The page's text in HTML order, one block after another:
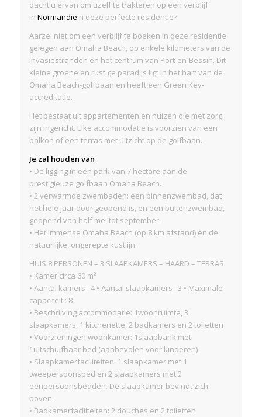
dacht u ervan om uzelf te trakteren op een verblijf
in Normandie n deze perfecte residentie?
Aarzel niet om een verblijf te boeken in deze residentie
gelegen aan Omaha Beach, op enkele kilometers van de
invasiestranden en het centrum van Port-en-Bessin. Dit
kleine groene en rustige paradijs ligt in het hart van de
Omaha Beach-golfbaan en heeft een Green Key-
accreditatie.
Het bestaat uit appartementen en huizen die met zorg
zijn ingericht. Elke accommodatie is voorzien van een
balkon of een terras met uitzicht op de golfbaan.
Je zal houden van
• De ligging in een park van 7 hectare aan de
prestigieuze golfbaan Omaha Beach.
• 2 verwarmde zwembaden: een binnenzwembad, dat
het hele jaar door geopend is, en een buitenzwembad,
geopend van half mei tot september.
• Het immense Omaha Beach (op 8 km afstand) en de
natuurlijke, ongerepte kustlijn.
HUIS 8 PERSONEN – 3 SLAAPKAMERS – HAARD – TERRAS
• Kamer:circa 60 m²
• Aantal kamers : 4 • Aantal slaapkamers : 3 • Maximale
capaciteit : 8
• Beschrijving accommodatie: 1woonruimte, 3
slaapkamers, 1 kitchenette, 2 badkamers en 2 toiletten
• Voorzieningen woonkamer: 1slaapbank met
1uitschuifbaar bed (aanbevolen voor kinderen)
• Slaapkamerfaciliteiten: 1 slaapkamer met 1
tweepersoonsbed en 2 slaapkamers met 2
eenpersoonsbedden. De slaapkamer bevindt zich
boven.
• Badkamerfaciliteiten: 2 douches en 2 toiletten